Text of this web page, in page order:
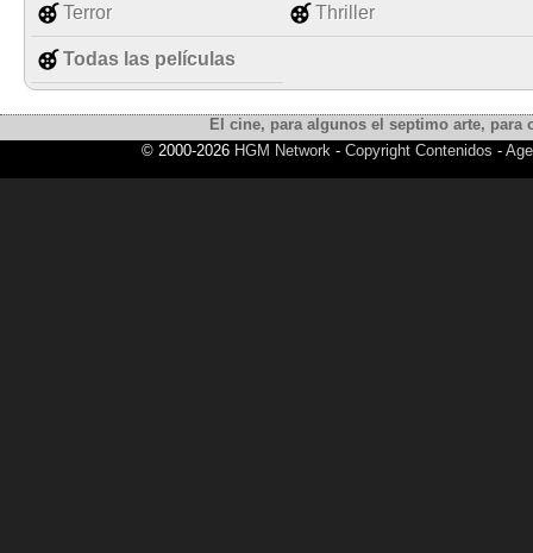
Terror Thriller
Todas las películas
El cine, para algunos el septimo arte,
© 2000-2026 HGM Network- Copyright Contenidos -